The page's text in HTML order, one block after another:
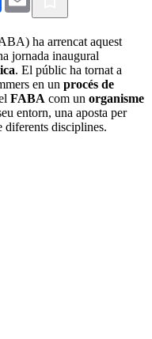
ha arrencat aquest
jornada inaugural
. El públic ha tornat a
en un procés de
FABA com un organisme
entorn, una aposta per
diferents disciplines.